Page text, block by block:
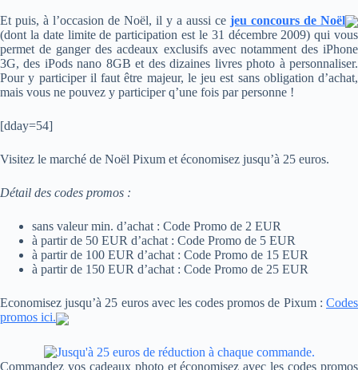
Et puis, à l’occasion de Noël, il y a aussi ce jeu concours de Noël
(dont la date limite de participation est le 31 décembre 2009) qui vous
permet de ganger des acdeaux exclusifs avec notamment des iPhone
3G, des iPods nano 8GB et des dizaines livres photo à personnaliser.
Pour y participer il faut être majeur, le jeu est sans obligation d’achat,
mais vous ne pouvez y participer q’une fois par personne !
[dday=54]
Visitez le marché de Noël Pixum et économisez jusqu’à 25 euros.
Détail des codes promos :
sans valeur min. d’achat : Code Promo de 2 EUR
à partir de 50 EUR d’achat : Code Promo de 5 EUR
à partir de 100 EUR d’achat : Code Promo de 15 EUR
à partir de 150 EUR d’achat : Code Promo de 25 EUR
Economisez jusqu’à 25 euros avec les codes promos de Pixum : Codes
promos ici.
Commandez vos cadeaux photo et économisez avec les codes promos